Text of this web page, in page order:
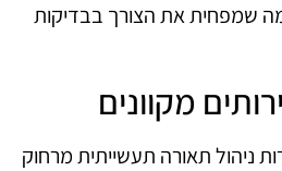
שמפחית את הצורך בבדיקות
מקוונים
ניהול תאורה תעשייתית מרחוק